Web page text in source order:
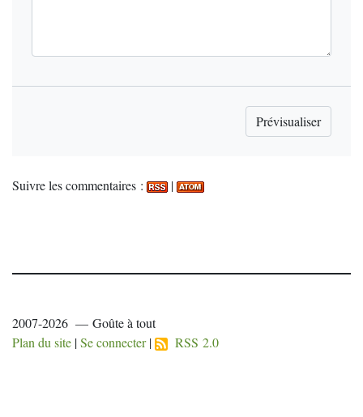
Suivre les commentaires : |
2007-2026 — Goûte à tout
Plan du site |Se connecter| RSS 2.0